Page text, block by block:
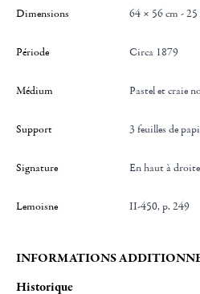
Dimensions 64 × 56 cm -
Période Circa 1879
Médium Pastel et craie
Support 3 feuilles de
Signature en haut à
Lemoisne II-450, p. 249
INFORMATIONS
Historique